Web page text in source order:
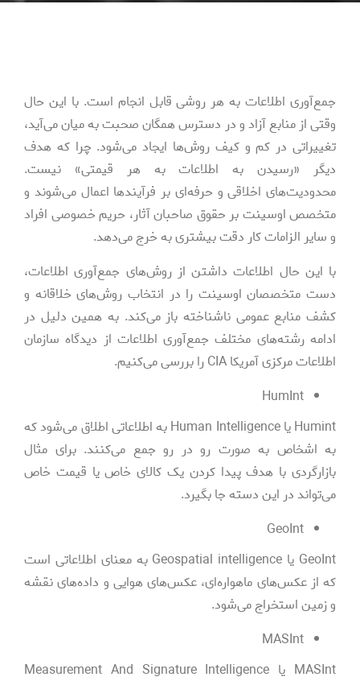
جمع‌آوری اطلاعات به هر روشی قابل انجام است. با این حال
وقتی از منابع آزاد و در دسترس همگان صحبت به میان می‌آید،
تغییراتی در کم و کیف روش‌ها ایجاد می‌شود. چرا که هدف
دیگر «رسیدن به اطلاعات به هر قیمتی» نیست.
محدودیت‌های اخلاقی و حرفه‌ای بر فرآیند‌ها اعمال می‌شوند و
متخصص اوسینت بر حقوق صاحبان آثار، حریم خصوصی افراد
و سایر الزامات کار دقت بیشتری به خرج می‌دهد.
با این حال اطلاعات داشتن از روش‌های جمع‌آوری اطلاعات،
دست متخصصان اوسینت را در انتخاب روش‌های خلاقانه و
کشف منابع عمومی ناشناخته باز می‌کند. به همین دلیل در
ادامه رشته‌های مختلف جمع‌آوری اطلاعات از دیدگاه سازمان
اطلاعات مرکزی آمریکا CIA را بررسی می‌کنیم.
HumInt
Humint یا Human Intelligence به اطلاعاتی اطلاق می‌شود که
به اشخاص به صورت رو در رو جمع می‌کنند. برای مثال
بازارگردی با هدف پیدا کردن یک کالای خاص یا قیمت خاص
می‌تواند در این دسته جا بگیرد.
GeoInt
GeoInt یا Geospatial intelligence به معنای اطلاعاتی است
که از عکس‌های ماهواره‌ای، عکس‌های هوایی و داده‌های نقشه
و زمین استخراج می‌شود.
MASInt
MASInt یا Measurement And Signature Intelligence